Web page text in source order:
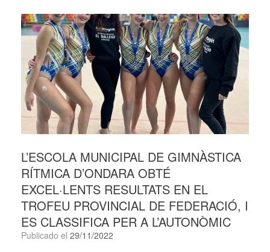
L’ESCOLA MUNICIPAL DE GIMNÀSTICA
RÍTMICA D’ONDARA OBTÉ
EXCEL·LENTS RESULTATS EN EL
TROFEU PROVINCIAL DE FEDERACIÓ, I
ES CLASSIFICA PER A L’AUTONÒMIC
Publicado el 29/11/2022